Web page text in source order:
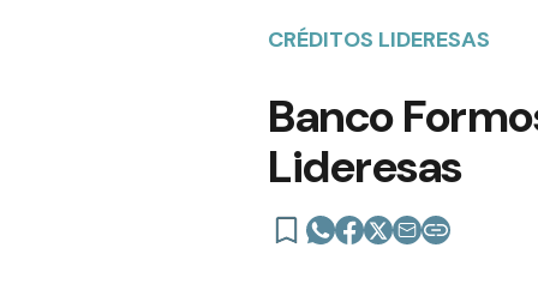
CRÉDITOS LIDERESAS
Banco
Lideresas